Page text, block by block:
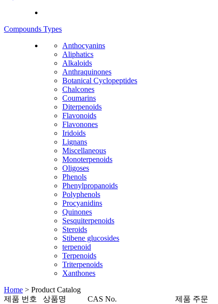
Compounds Types
Anthocyanins
Aliphatics
Alkaloids
Anthraquinones
Botanical Cyclopeptides
Chalcones
Coumarins
Diterpenoids
Flavonoids
Flavonones
Iridoids
Lignans
Miscellaneous
Monoterpenoids
Oligoses
Phenols
Phenylpropanoids
Polyphenols
Procyanidins
Quinones
Sesquiterpenoids
Steroids
Stibene glucosides
terpenoid
Terpenoids
Triterpenoids
Xanthones
Home > Product Catalog
제품 번호
상품명 CAS No. 제품 주문